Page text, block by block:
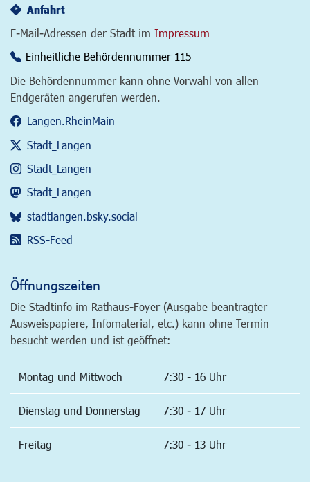
Anfahrt
E-Mail-Adressen der Stadt im Impressum
Einheitliche Behördennummer 115
Die Behördennummer kann ohne Vorwahl von allen
Endgeräten angerufen werden.
Langen.RheinMain
Stadt_Langen
Stadt_Langen
Stadt_Langen
stadtlangen.bsky.social
RSS-Feed
Öffnungszeiten
Die Stadtinfo im Rathaus-Foyer (Ausgabe beantragter
Ausweispapiere, Infomaterial, etc.) kann ohne Termin
besucht werden und ist geöffnet:
Montag und Mittwoch 7:30 - 16 Uhr
Dienstag und Donnerstag 7:30 - 17 Uhr
Freitag 7:30 - 13 Uhr